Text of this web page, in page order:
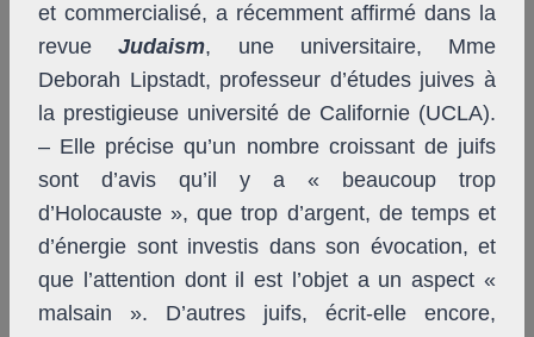
et commercialisé, a récemment affirmé dans la
revueJudaism, une universitaire, Mme
Deborah Lipstadt, professeur d’études juives à
la prestigieuse université de Californie (UCLA).
– Elle précise qu’un nombre croissant de juifs
sont d’avis qu’il y a « beaucoup trop
d’Holocauste », que trop d’argent, de temps et
d’énergie sont investis dans son évocation, et
que l’attention dont il est l’objet a un aspect «
malsain ». D’autres juifs, écrit-elle encore,